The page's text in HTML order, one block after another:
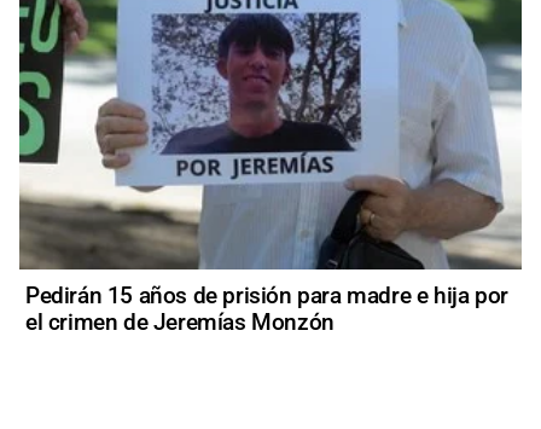
Pedirán 15 años de prisión para madre e hija por
el crimen de Jeremías Monzón